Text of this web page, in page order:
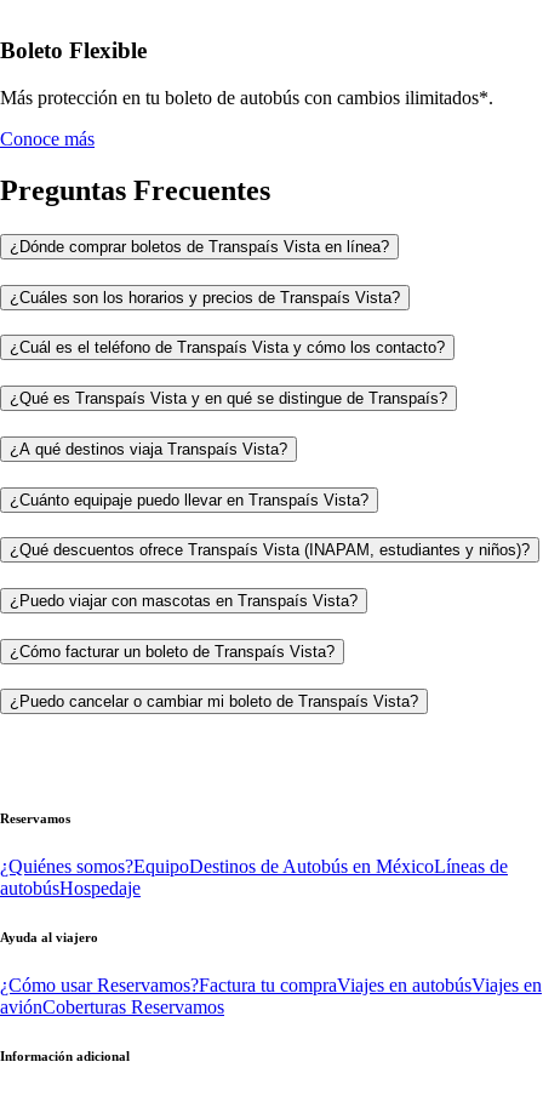
Boleto Flexible
Más protección en tu boleto de autobús con cambios ilimitados*.
Conoce más
Preguntas Frecuentes
¿Dónde comprar boletos de Transpaís Vista en línea?
¿Cuáles son los horarios y precios de Transpaís Vista?
¿Cuál es el teléfono de Transpaís Vista y cómo los contacto?
¿Qué es Transpaís Vista y en qué se distingue de Transpaís?
¿A qué destinos viaja Transpaís Vista?
¿Cuánto equipaje puedo llevar en Transpaís Vista?
¿Qué descuentos ofrece Transpaís Vista (INAPAM, estudiantes y niños)?
¿Puedo viajar con mascotas en Transpaís Vista?
¿Cómo facturar un boleto de Transpaís Vista?
¿Puedo cancelar o cambiar mi boleto de Transpaís Vista?
Reservamos
¿Quiénes somos?EquipoDestinos de Autobús en MéxicoLíneas de
autobúsHospedaje
Ayuda al viajero
¿Cómo usar Reservamos?Factura tu compraViajes en autobúsViajes en
aviónCoberturas Reservamos
Información adicional